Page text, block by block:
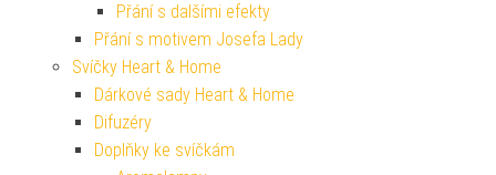
Přání s dalšími efekty
Přání s motivem Josefa Lady
Svíčky Heart & Home
Dárkové sady Heart & Home
Difuzéry
Doplňky ke svíčkám